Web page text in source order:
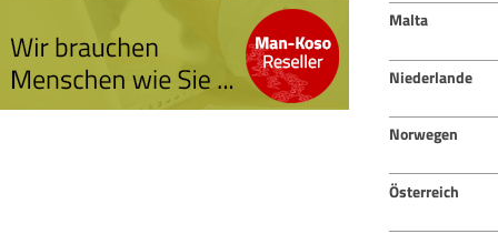
Malta
Niederlande
Norwegen
Österreich